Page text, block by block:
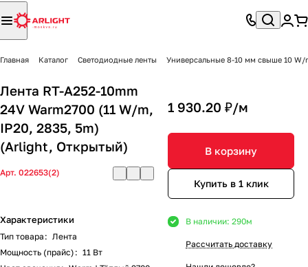
Главная Каталог Светодиодные ленты Универсальные 8-10 мм свыше 10 W/
Лента RT-A252-10mm
24V Warm2700 (11 W/m,
IP20, 2835, 5m)
(Arlight, Открытый)
Арт. 022653(2)
Характеристики
Тип товара : Лента
Мощность (прайс) : 11 Вт
1 930.20 ₽/м
В корзину
Купить в 1 клик
В наличии: 290м
Рассчитать доставку